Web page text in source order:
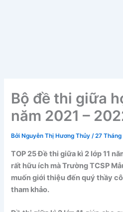
Bộ đề thi giữa
năm 2021 –
Bởi Nguyễn Thị Hương Thủy/27 Tháng
TOP 25 Đề thi giữa kì 2 lớp 11
rất hữu ích mà Trường TCSP
muốn giới thiệu đến quý thầy
tham khảo.